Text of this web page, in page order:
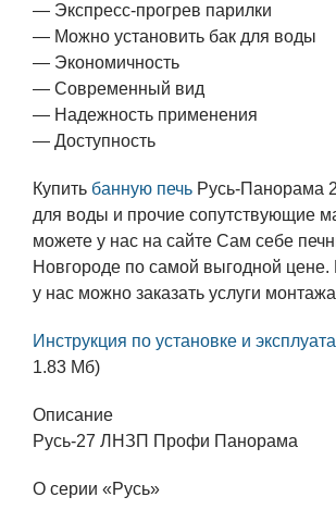
— Экспресс-прогрев парилки
— Можно установить бак для воды
— Экономичность
— Современный вид
— Надежность применения
— Доступность
Купить банную печь Русь-Панорама
для воды и прочие сопутствующие
можете у нас на сайте Сам себе
Новгороде по самой выгодной
у нас можно заказать услуги
Инструкция по установке и
1.83 Мб)
Описание
Русь-27 ЛНЗП Профи Панорама
О серии «Русь»